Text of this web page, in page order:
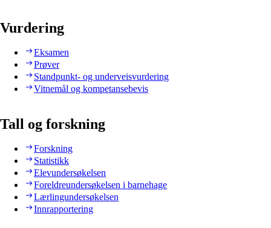
Vurdering
Eksamen
Prøver
Standpunkt- og underveisvurdering
Vitnemål og kompetansebevis
Tall og forskning
Forskning
Statistikk
Elevundersøkelsen
Foreldreundersøkelsen i barnehage
Lærlingundersøkelsen
Innrapportering